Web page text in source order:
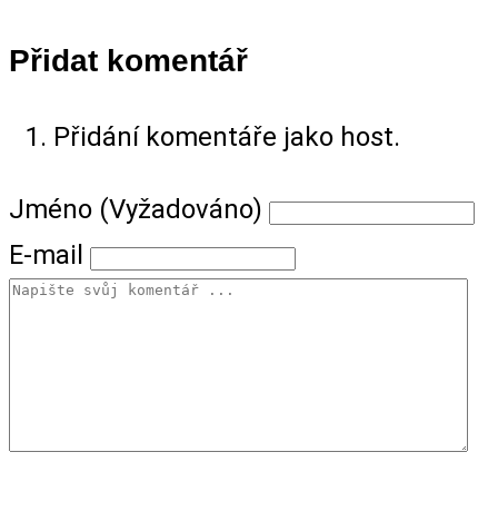
Přidat komentář
Přidání komentáře jako host.
Jméno (Vyžadováno)
E-mail